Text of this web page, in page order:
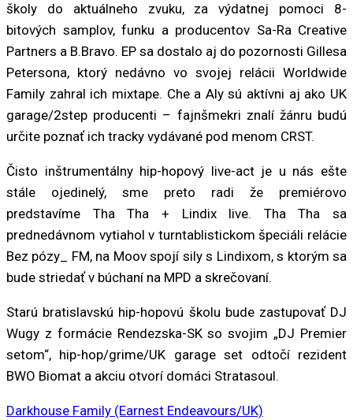
školy do aktuálneho zvuku, za výdatnej pomoci 8-
bitových samplov, funku a producentov Sa-Ra Creative
Partners a B.Bravo. EP sa dostalo aj do pozornosti Gillesa
Petersona, ktorý nedávno vo svojej relácii Worldwide
Family zahral ich mixtape. Che a Aly sú aktívni aj ako UK
garage/2step producenti – fajnšmekri znalí žánru budú
určite poznať ich tracky vydávané pod menom CRST.
Čisto inštrumentálny hip-hopový live-act je u nás ešte
stále ojedinelý, sme preto radi že premiérovo
predstavíme Tha Tha + Lindix live. Tha Tha sa
prednedávnom vytiahol v turntablistickom špeciáli relácie
Bez pózy_ FM, na Moov spojí sily s Lindixom, s ktorým sa
bude striedať v búchaní na MPD a skrečovaní.
Starú bratislavskú hip-hopovú školu bude zastupovať DJ
Wugy z formácie Rendezska-SK so svojim „DJ Premier
setom“, hip-hop/grime/UK garage set odtočí rezident
BWO Biomat a akciu otvorí domáci Stratasoul.
Darkhouse Family (Earnest Endeavours/UK)